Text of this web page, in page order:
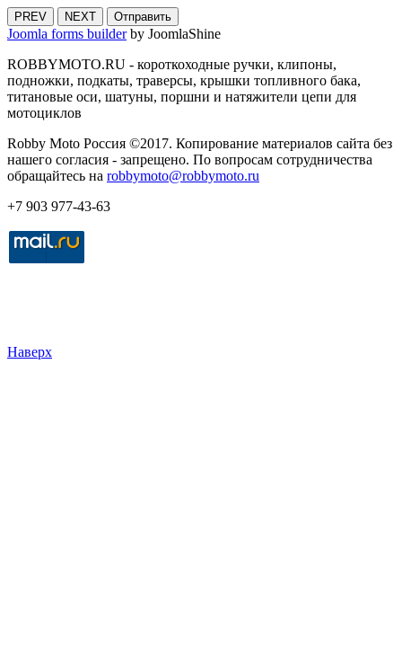
PREV NEXT Отправить
Joomla forms builderby JoomlaShine
ROBBYMOTO.RU - короткоходные ручки, клипоны,
подножки, подкаты, траверсы, крышки топливного бака,
титановые оси, шатуны, поршни и натяжители цепи для
мотоциклов
Robby Moto Россия ©2017. Копирование материалов сайта без
нашего согласия - запрещено. По вопросам сотрудничества
обращайтесь на robbymoto@robbymoto.ru
+7 903 977-43-63
Наверх